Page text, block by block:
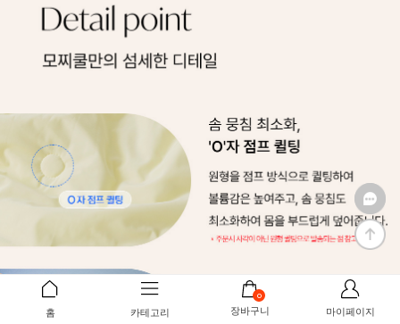
홈 카테고리
0
장바구니 마이페이지